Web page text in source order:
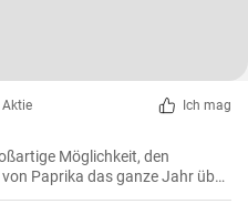
Aktie Ich mag
Möglichkeit, den
Paprika das ganze Jahr über